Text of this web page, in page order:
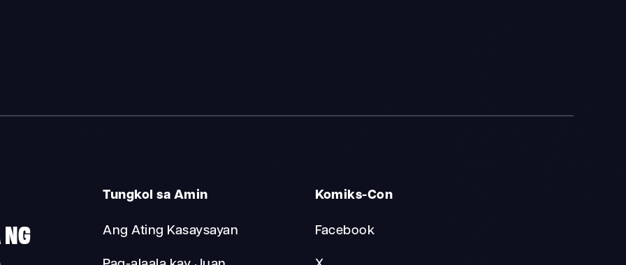
Tungkol sa Amin
Ang Ating Kasaysayan
Komiks-Con
Facebook